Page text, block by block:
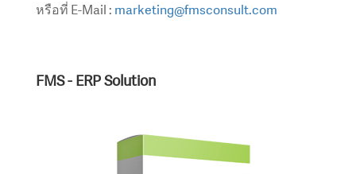
หรือที่ E-Mail : marketing@fmsconsult.com
FMS - ERP Solution